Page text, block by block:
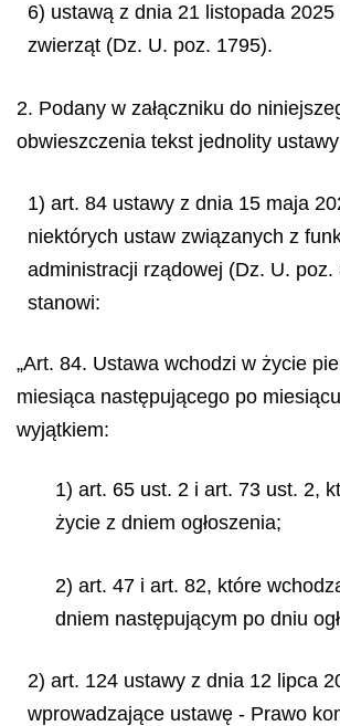
6) ustawą z dnia 21 listopada 2025
zwierząt (Dz. U. poz. 1795).
2. Podany w załączniku do
obwieszczenia tekst jednolity
1) art. 84 ustawy z dnia 15 maja
niektórych ustaw związanych z
administracji rządowej (Dz. U. poz.
stanowi:
„Art. 84. Ustawa wchodzi w życie
miesiąca następującego po
wyjątkiem:
1) art. 65 ust. 2 i art. 73 ust. 2,
życie z dniem ogłoszenia;
2) art. 47 i art. 82, które
dniem następującym po dniu
2) art. 124 ustawy z dnia 12 lipca
wprowadzające ustawę - Prawo